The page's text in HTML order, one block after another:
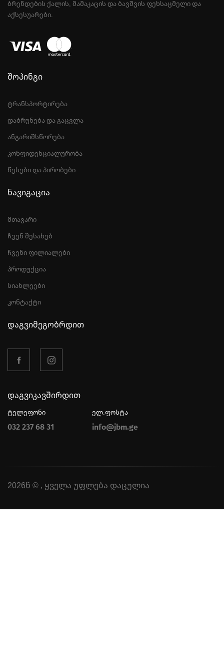
ᲑᲠᲔᲜᲓᲔᲑᲘᲡ ᲥᲐᲚᲘᲡ, ᲛᲐᲛᲐᲙᲐᲪᲘᲡ ᲓᲐ ᲑᲐᲕᲨᲕᲘᲡ ᲤᲔᲮᲡᲐᲪᲛᲔᲚᲘ ᲓᲐ
ᲐᲥᲡᲔᲡᲣᲐᲠᲔᲑᲘ.
შოპინგი
ტრანსპორტირება
დაბრუნება და გაცვლა
ანგარიშსწორება
კონფიდენციალურობა
წესები და პირობები
ნავიგაცია
მთავარი
ჩვენ შესახებ
ჩვენი ფილიალები
პროდუქცია
სიახლეები
კონტაქტი
დაგვიმეგობრდით
დაგვიკავშირდით
ტელეფონი
032 237 68 31
ელ.ფოსტა
info@jbm.ge
2026წ © , ყველა უფლება დაცულია